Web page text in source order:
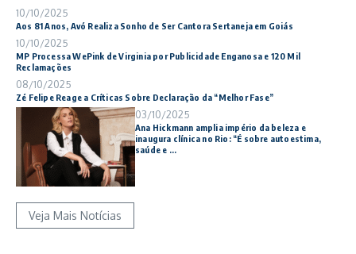
10/10/2025
Aos 81 Anos, Avó Realiza Sonho de Ser Cantora Sertaneja em Goiás
10/10/2025
MP Processa WePink de Virginia por Publicidade Enganosa e 120 Mil
Reclamações
08/10/2025
Zé Felipe Reage a Críticas Sobre Declaração da “Melhor Fase”
03/10/2025
Ana Hickmann amplia império da beleza e
inaugura clínica no Rio: “É sobre autoestima,
saúde e ...
Veja Mais Notícias